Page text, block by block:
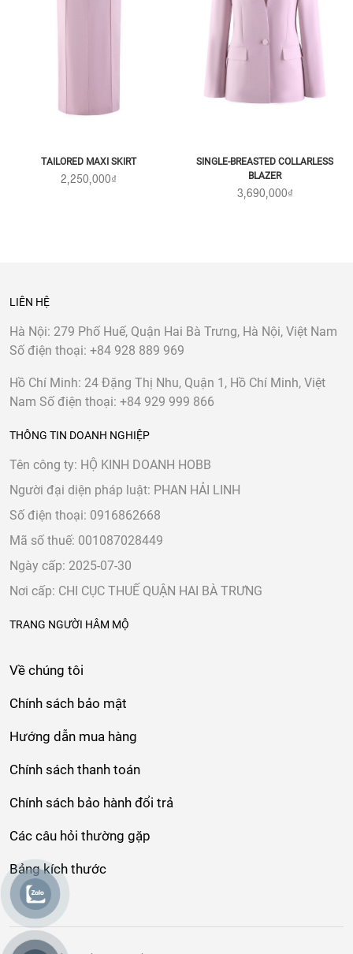
TAILORED MAXI SKIRT
2,250,000₫
SINGLE-BREASTED COLLARLESS
BLAZER
3,690,000₫
LIÊN HỆ
Hà Nội: 279 Phố Huế, Quận Hai Bà Trưng, Hà Nội, Việt Nam
Số điện thoại: +84 928 889 969
Hồ Chí Minh: 24 Đặng Thị Nhu, Quận 1, Hồ Chí Minh, Việt
Nam Số điện thoại: +84 929 999 866
THÔNG TIN DOANH NGHIỆP
Tên công ty: HỘ KINH DOANH HOBB
Người đại diện pháp luật: PHAN HẢI LINH
Số điện thoại: 0916862668
Mã số thuế: 001087028449
Ngày cấp: 2025-07-30
Nơi cấp: CHI CỤC THUẾ QUẬN HAI BÀ TRƯNG
TRANG NGƯỜI HÂM MỘ
Về chúng tôi
Chính sách bảo mật
Hướng dẫn mua hàng
Chính sách thanh toán
Chính sách bảo hành đổi trả
Các câu hỏi thường gặp
Bảng kích thước